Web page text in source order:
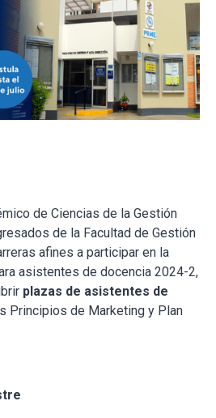
de Ciencias de la Gestión
de la Facultad de Gestión
afines a participar en la
asistentes de docencia 2024-2,
plazas de asistentes de
Principios de Marketing y Plan